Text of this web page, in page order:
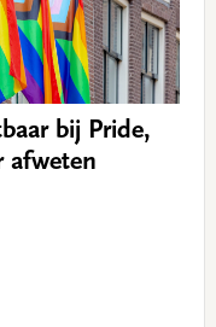
bij Pride,
afweten